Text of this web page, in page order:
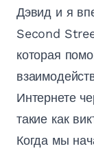
Дэвид и я
Second
которая
Интернете
такие как
Когда мы